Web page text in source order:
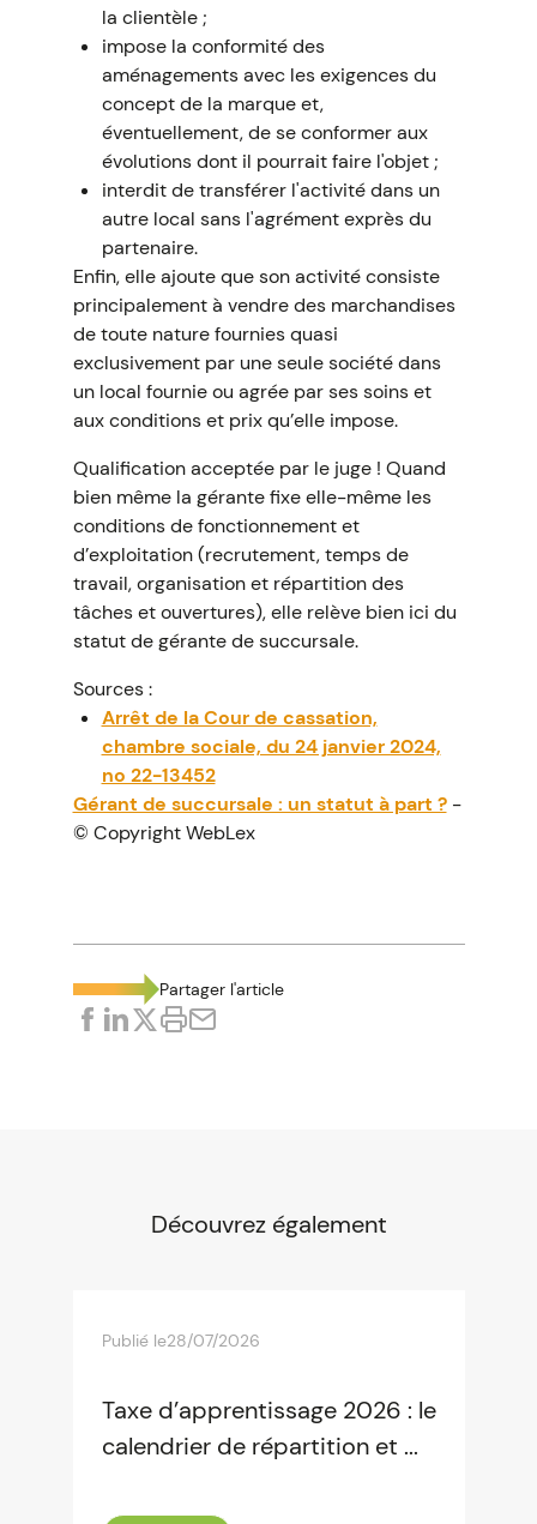
la clientèle ;
impose la conformité des
aménagements avec les exigences du
concept de la marque et,
éventuellement, de se conformer aux
évolutions dont il pourrait faire l'objet ;
interdit de transférer l'activité dans un
autre local sans l'agrément exprès du
partenaire.
Enfin, elle ajoute que son activité consiste
principalement à vendre des marchandises
de toute nature fournies quasi
exclusivement par une seule société dans
un local fournie ou agrée par ses soins et
aux conditions et prix qu’elle impose.
Qualification acceptée par le juge ! Quand
bien même la gérante fixe elle-même les
conditions de fonctionnement et
d’exploitation (recrutement, temps de
travail, organisation et répartition des
tâches et ouvertures), elle relève bien ici du
statut de gérante de succursale.
Sources :
Arrêt de la Cour de cassation,
chambre sociale, du 24 janvier 2024,
no 22-13452
Gérant de succursale : un statut à part ?-
© Copyright WebLex
Partager l'article
Découvrez également
Publié le28/07/2026
Taxe d’apprentissage 2026 : le
calendrier de répartition et ...